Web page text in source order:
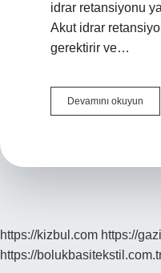
idrar retansiyonu
Akut idrar
gerektirir ve…
Devamını okuyun
Uzun
https://kizbul.com https://
https://